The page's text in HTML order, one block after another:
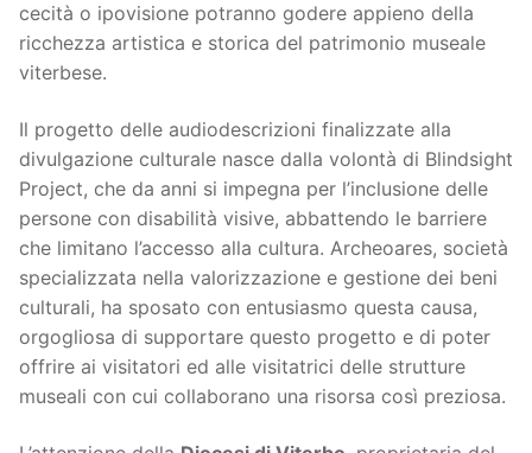
cecità o ipovisione potranno godere appieno della
ricchezza artistica e storica del patrimonio museale
viterbese.
Il progetto delle audiodescrizioni finalizzate alla
divulgazione culturale nasce dalla volontà di Blindsight
Project, che da anni si impegna per l’inclusione delle
persone con disabilità visive, abbattendo le barriere
che limitano l’accesso alla cultura. Archeoares, società
specializzata nella valorizzazione e gestione dei beni
culturali, ha sposato con entusiasmo questa causa,
orgogliosa di supportare questo progetto e di poter
offrire ai visitatori ed alle visitatrici delle strutture
museali con cui collaborano una risorsa così preziosa.